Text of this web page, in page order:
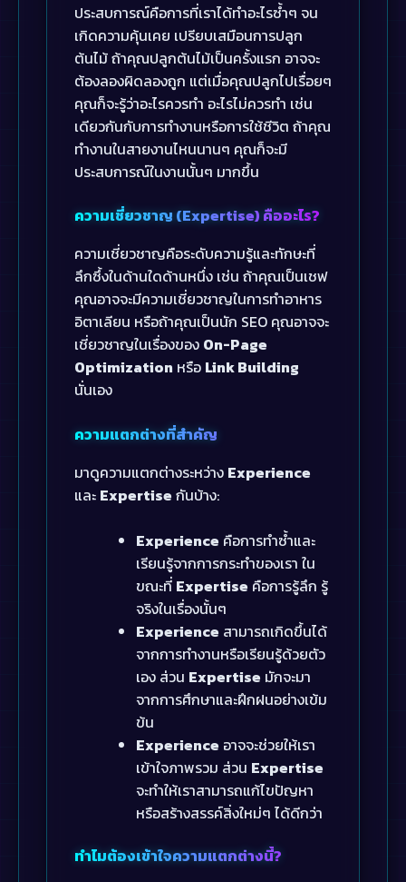
ประสบการณ์คือการที่เราได้ทำอะไรซ้ำๆ จน
เกิดความคุ้นเคย เปรียบเสมือนการปลูก
ต้นไม้ ถ้าคุณปลูกต้นไม้เป็นครั้งแรก อาจจะ
ต้องลองผิดลองถูก แต่เมื่อคุณปลูกไปเรื่อยๆ
คุณก็จะรู้ว่าอะไรควรทำ อะไรไม่ควรทำ เช่น
เดียวกันกับการทำงานหรือการใช้ชีวิต ถ้าคุณ
ทำงานในสายงานไหนนานๆ คุณก็จะมี
ประสบการณ์ในงานนั้นๆ มากขึ้น
ความเชี่ยวชาญ (Expertise) คืออะไร?
ความเชี่ยวชาญคือระดับความรู้และทักษะที่
ลึกซึ้งในด้านใดด้านหนึ่ง เช่น ถ้าคุณเป็นเชฟ
คุณอาจจะมีความเชี่ยวชาญในการทำอาหาร
อิตาเลียน หรือถ้าคุณเป็นนัก SEO คุณอาจจะ
เชี่ยวชาญในเรื่องของ On-Page
Optimization หรือ Link Building
นั่นเอง
ความแตกต่างที่สำคัญ
มาดูความแตกต่างระหว่าง Experience
และ Expertise กันบ้าง:
Experience คือการทำซ้ำและ
เรียนรู้จากการกระทำของเรา ใน
ขณะที่ Expertise คือการรู้ลึก รู้
จริงในเรื่องนั้นๆ
Experience สามารถเกิดขึ้นได้
จากการทำงานหรือเรียนรู้ด้วยตัว
เอง ส่วน Expertise มักจะมา
จากการศึกษาและฝึกฝนอย่างเข้ม
ข้น
Experience อาจจะช่วยให้เรา
เข้าใจภาพรวม ส่วน Expertise
จะทำให้เราสามารถแก้ไขปัญหา
หรือสร้างสรรค์สิ่งใหม่ๆ ได้ดีกว่า
ทำไมต้องเข้าใจความแตกต่างนี้?